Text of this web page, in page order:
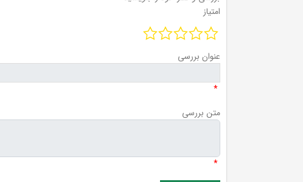
امتیاز
عنوان بررسی
*
متن بررسی
*